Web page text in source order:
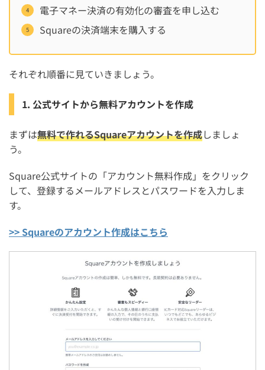
電子マネー決済の有効化の審査を申し込む
Squareの決済端末を購入する
それぞれ順番に見ていきましょう。
1. 公式サイトから無料アカウントを作成
まずは無料で作れるSquareアカウントを作成しましょ
う。
Square公式サイトの「アカウント無料作成」をクリック
して、登録するメールアドレスとパスワードを入力しま
す。
>> Squareのアカウント作成はこちら